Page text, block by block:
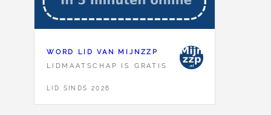
WORD LID VAN MIJNZZP
LIDMAATSCHAP IS GRATIS
LID SINDS 2026